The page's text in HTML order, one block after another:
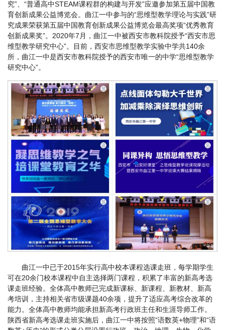
究”、“普通高中STEAM课程群的构建与开发”应邀参加第五届中国教
育创新成果公益博览会。曲江一中参与的“思维型教学理论与实践”研
究成果荣获第五届中国教育创新成果公益博览会最高奖项“优秀教育
创新成果奖”。2020年7月，曲江一中被西安市教科院授予“西安市思
维型教学研究中心”。目前，西安市思维型教学实验中学共140余
所，曲江一中是西安市教科院授予的西安市唯一的中学“思维型教学
研究中心”。
曲江一中已于2015年实行高中校本课程选课走班，每学期学生
可在20余门校本课程中自主选择两门课程，积累了丰富的新高考选
课走班经验。全体高中教师已完成新课标、新课程、新教材、新高
考培训，主持相关省市级课题40余项，提升了适应高考综合改革的
能力。全体高中教师均能承担新高考行政班主任和生涯导师工作。
陕西省新高考选课走班实施后，曲江一中将按照“语数英+物理”和“语